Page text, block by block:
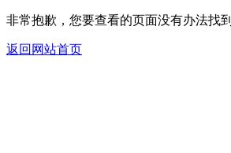
非常抱歉，您要查看的页面没有办法找到
返回网站首页